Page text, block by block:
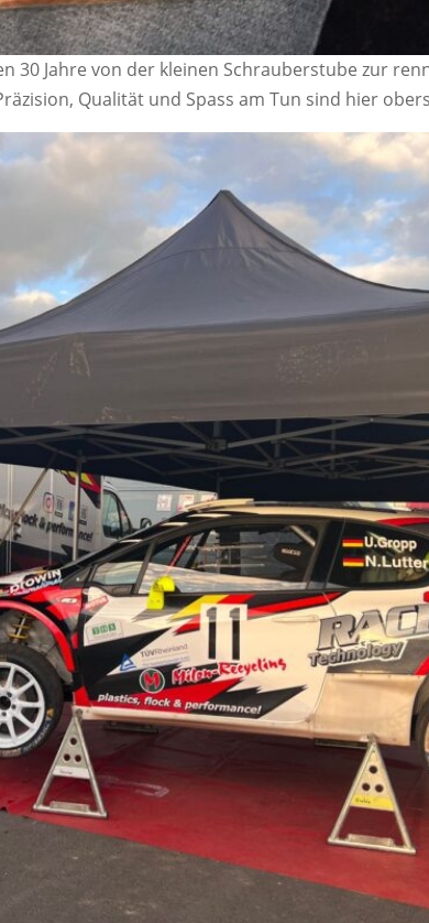
30 Jahre von der kleinen Schrauberstube zur
Qualität und Spass am Tun sind hier